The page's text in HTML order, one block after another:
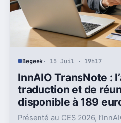
Begeek· 15 Juil · 19h17
InnAIO TransNote :
traduction et de
disponible à 189
Présenté au CES 2026,